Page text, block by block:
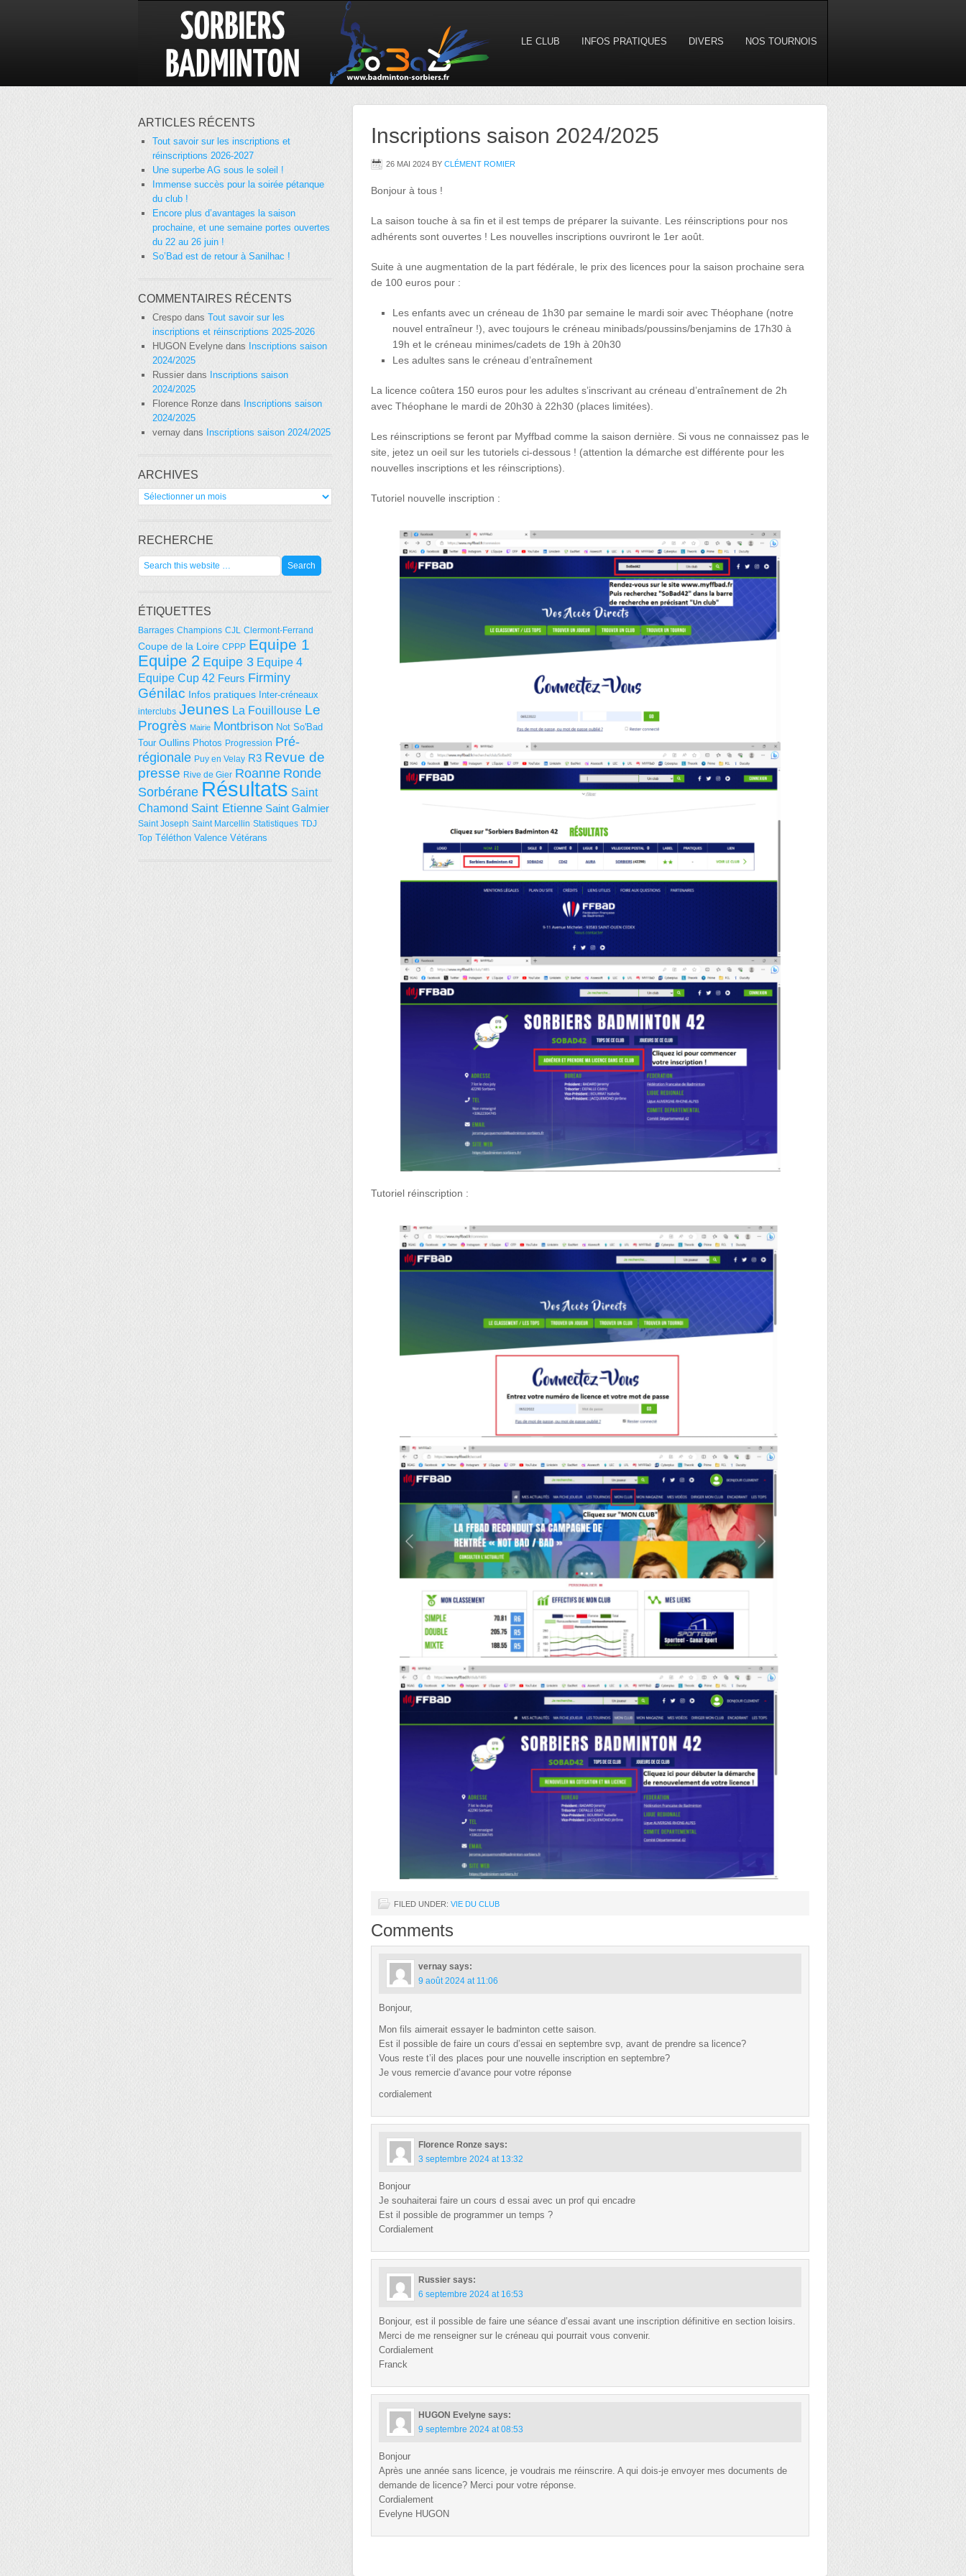
LE CLUB INFOS PRATIQUES DIVERS NOS TOURNOIS
Inscriptions saison 2024/2025
26 MAI 2024 BY CLÉMENT ROMIER
Bonjour à tous !
La saison touche à sa fin et il est temps de préparer la suivante. Les réinscriptions pour nos
adhérents sont ouvertes ! Les nouvelles inscriptions ouvriront le 1er août.
Suite à une augmentation de la part fédérale, le prix des licences pour la saison prochaine sera
de 100 euros pour :
Les enfants avec un créneau de 1h30 par semaine le mardi soir avec Théophane (notre
nouvel entraîneur !), avec toujours le créneau minibads/poussins/benjamins de 17h30 à
19h et le créneau minimes/cadets de 19h à 20h30
Les adultes sans le créneau d’entraînement
La licence coûtera 150 euros pour les adultes s’inscrivant au créneau d’entraînement de 2h
avec Théophane le mardi de 20h30 à 22h30 (places limitées).
Les réinscriptions se feront par Myffbad comme la saison dernière. Si vous ne connaissez pas le
site, jetez un oeil sur les tutoriels ci-dessous ! (attention la démarche est différente pour les
nouvelles inscriptions et les réinscriptions).
Tutoriel nouvelle inscription :
Tutoriel réinscription :
FILED UNDER: VIE DU CLUB
Comments
vernay says:
9 août 2024 at 11:06
Bonjour,
Mon fils aimerait essayer le badminton cette saison.
Est il possible de faire un cours d’essai en septembre svp, avant de prendre sa licence?
Vous reste t’il des places pour une nouvelle inscription en septembre?
Je vous remercie d’avance pour votre réponse
cordialement
Florence Ronze says:
3 septembre 2024 at 13:32
Bonjour
Je souhaiterai faire un cours d essai avec un prof qui encadre
Est il possible de programmer un temps ?
Cordialement
Russier says:
6 septembre 2024 at 16:53
Bonjour, est il possible de faire une séance d’essai avant une inscription définitive en section loisirs.
Merci de me renseigner sur le créneau qui pourrait vous convenir.
Cordialement
Franck
HUGON Evelyne says:
9 septembre 2024 at 08:53
Bonjour
Après une année sans licence, je voudrais me réinscrire. A qui dois-je envoyer mes documents de
demande de licence? Merci pour votre réponse.
Cordialement
Evelyne HUGON
ARTICLES RÉCENTS
Tout savoir sur les inscriptions et
réinscriptions 2026-2027
Une superbe AG sous le soleil !
Immense succès pour la soirée pétanque
du club !
Encore plus d’avantages la saison
prochaine, et une semaine portes ouvertes
du 22 au 26 juin !
So’Bad est de retour à Sanilhac !
COMMENTAIRES RÉCENTS
Crespo dans Tout savoir sur les
inscriptions et réinscriptions 2025-2026
HUGON Evelyne dans
Inscriptions saison
2024/2025
Russier dans Inscriptions saison
2024/2025
Florence Ronze dans Inscriptions saison
2024/2025
vernay dans Inscriptions saison 2024/2025
ARCHIVES
Archives
RECHERCHE
ÉTIQUETTES
Barrages Champions CJL Clermont-Ferrand
Coupe de la Loire CPPP Equipe 1
Equipe 2 Equipe 3 Equipe 4
Equipe Cup 42 Feurs Firminy
Génilac Infos pratiques Inter-créneaux
interclubs Jeunes La Fouillouse Le
Progrès Mairie Montbrison Not So'Bad
Tour Oullins Photos Progression Pré-
régionale Puy en Velay R3 Revue de
presse Rive de Gier Roanne Ronde
Sorbérane Résultats Saint
Chamond Saint Etienne Saint Galmier
Saint Joseph Saint Marcellin Statistiques TDJ
Top Téléthon Valence Vétérans